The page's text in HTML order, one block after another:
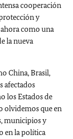
cooperación
y
como una
la nueva
China, Brasil,
afectados
los Estados de
olvidemos que en
municipios y
en la política